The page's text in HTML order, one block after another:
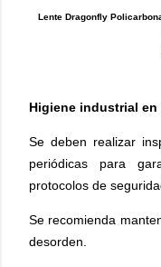
Lente Dragonfly
Higiene industrial
Se deben realizar
periódicas para
protocolos de
Se recomienda
desorden.